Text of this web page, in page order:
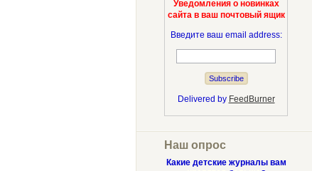
Уведомления о новинках
сайта в ваш почтовый ящик
Введите ваш email address:
Delivered by FeedBurner
Наш опрос
Какие детские журналы вам